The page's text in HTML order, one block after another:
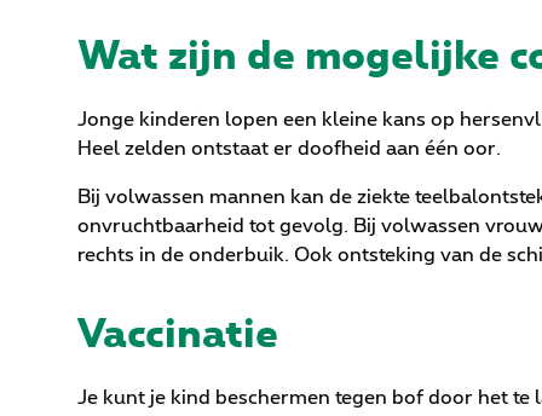
Wat zijn de mogelijke
Jonge kinderen lopen een kleine kans op
Heel zelden ontstaat er doofheid aan één oor.
Bij volwassen mannen kan de ziekte
onvruchtbaarheid tot gevolg. Bij volwassen
rechts in de onderbuik. Ook ontsteking van de
Vaccinatie
Je kunt je kind beschermen tegen bof door het te